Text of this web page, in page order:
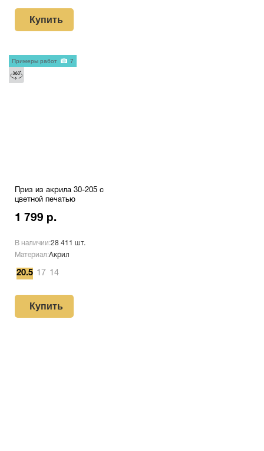
Купить
Приз из акрила 30-205 с
цветной печатью
1 799 р.
В наличии:28 411 шт.
Материал:Акрил
20.5 17 14
Купить
Примеры работ 7